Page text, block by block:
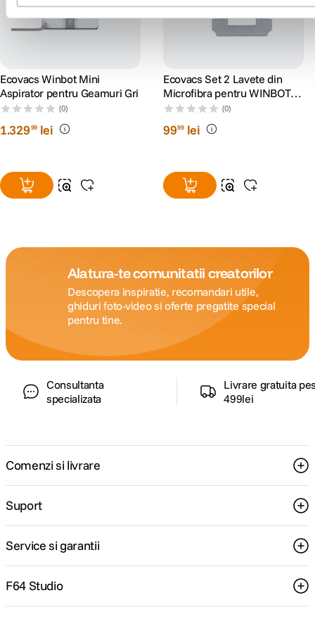
Ecovacs Winbot Mini
Aspirator pentru Geamuri Gri
(0)
1.32999 lei
Ecovacs Set 2 Lavete din
Microfibra pentru WINBOT
W2/W2 OMNI
(0)
9999 lei
Alatura-te comunitatii creatorilor
Descopera inspiratie, recomandari utile,
ghiduri foto-video si oferte pregatite special
pentru tine.
Consultanta
specializata
Livrare gratuita
499lei
Comenzi si livrare
Suport
Service si garantii
F64 Studio